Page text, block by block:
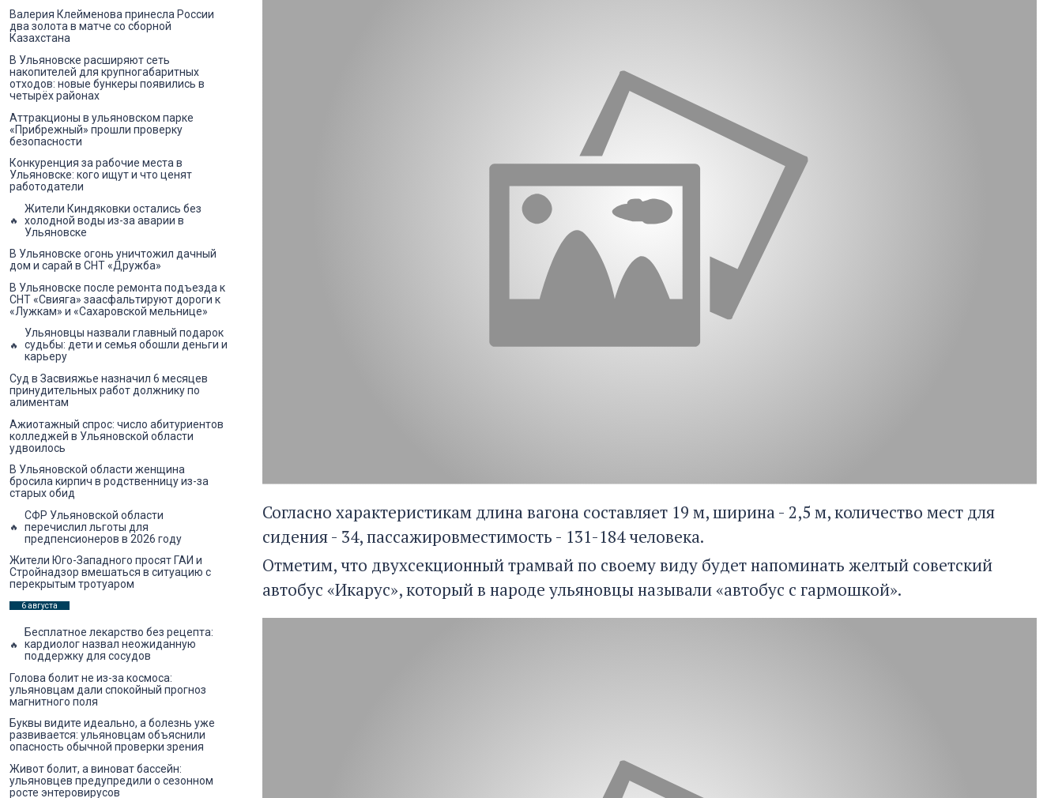
Согласно характеристикам длина вагона составляет 19 м, ширина - 2,5 м, количество мест для
сидения - 34, пассажировместимость - 131-184 человека.
Отметим, что двухсекционный трамвай по своему виду будет напоминать желтый советский
автобус «Икарус», который в народе ульяновцы называли «автобус с гармошкой».
Валерия Клейменова принесла России
два золота в матче со сборной
Казахстана
В Ульяновске расширяют сеть
накопителей для крупногабаритных
отходов: новые бункеры появились в
четырёх районах
Аттракционы в ульяновском парке
«Прибрежный» прошли проверку
безопасности
Конкуренция за рабочие места в
Ульяновске: кого ищут и что ценят
работодатели
Жители Киндяковки остались без
холодной воды из-за аварии в
Ульяновске
В Ульяновске огонь уничтожил дачный
дом и сарай в СНТ «Дружба»
В Ульяновске после ремонта подъезда к
СНТ «Свияга» заасфальтируют дороги к
«Лужкам» и «Сахаровской мельнице»
Ульяновцы назвали главный подарок
судьбы: дети и семья обошли деньги и
карьеру
Суд в Засвияжье назначил 6 месяцев
принудительных работ должнику по
алиментам
Ажиотажный спрос: число абитуриентов
колледжей в Ульяновской области
удвоилось
В Ульяновской области женщина
бросила кирпич в родственницу из-за
старых обид
СФР Ульяновской области
перечислил льготы для
предпенсионеров в 2026 году
Жители Юго-Западного просят ГАИ и
Стройнадзор вмешаться в ситуацию с
перекрытым тротуаром
6 августа
Бесплатное лекарство без рецепта:
кардиолог назвал неожиданную
поддержку для сосудов
Голова болит не из-за космоса:
ульяновцам дали спокойный прогноз
магнитного поля
Буквы видите идеально, а болезнь уже
развивается: ульяновцам объяснили
опасность обычной проверки зрения
Живот болит, а виноват бассейн:
ульяновцев предупредили о сезонном
росте энтеровирусов